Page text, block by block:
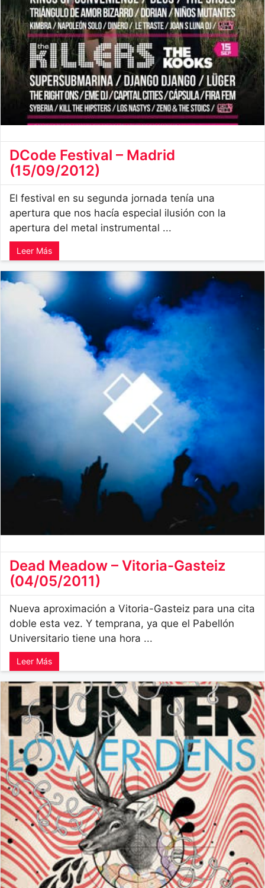
DCode Festival – Madrid
(15/09/2012)
El festival en su segunda jornada tenía una
apertura que nos hacía especial ilusión con la
apertura del metal instrumental ...
Leer Más
Dead Meadow – Vitoria-Gasteiz
(04/05/2011)
Nueva aproximación a Vitoria-Gasteiz para una cita
doble esta vez. Y temprana, ya que el Pabellón
Universitario tiene una hora ...
Leer Más